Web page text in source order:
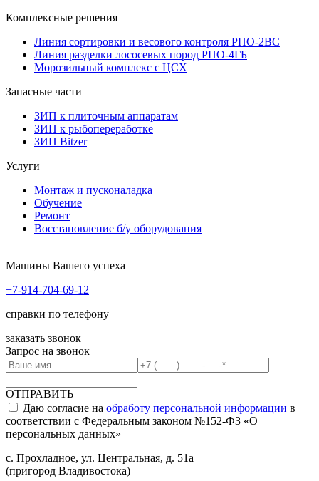
Комплексные решения
Линия сортировки и весового контроля РПО-2ВС
Линия разделки лососевых пород РПО-4ГБ
Морозильный комплекс с ЦСХ
Запасные части
ЗИП к плиточным аппаратам
ЗИП к рыбопереработке
ЗИП Bitzer
Услуги
Монтаж и пусконаладка
Обучение
Ремонт
Восстановление б/у оборудования
Машины Вашего успеха
+7-914-704-69-12
справки по телефону
заказать звонок
Запрос на звонок
ОТПРАВИТЬ
Даю согласие на обработу персональной информации в
соответствии с Федеральным законом №152-ФЗ «О
персональных данных»
с. Прохладное, ул. Центральная, д. 51а
(пригород Владивостока)